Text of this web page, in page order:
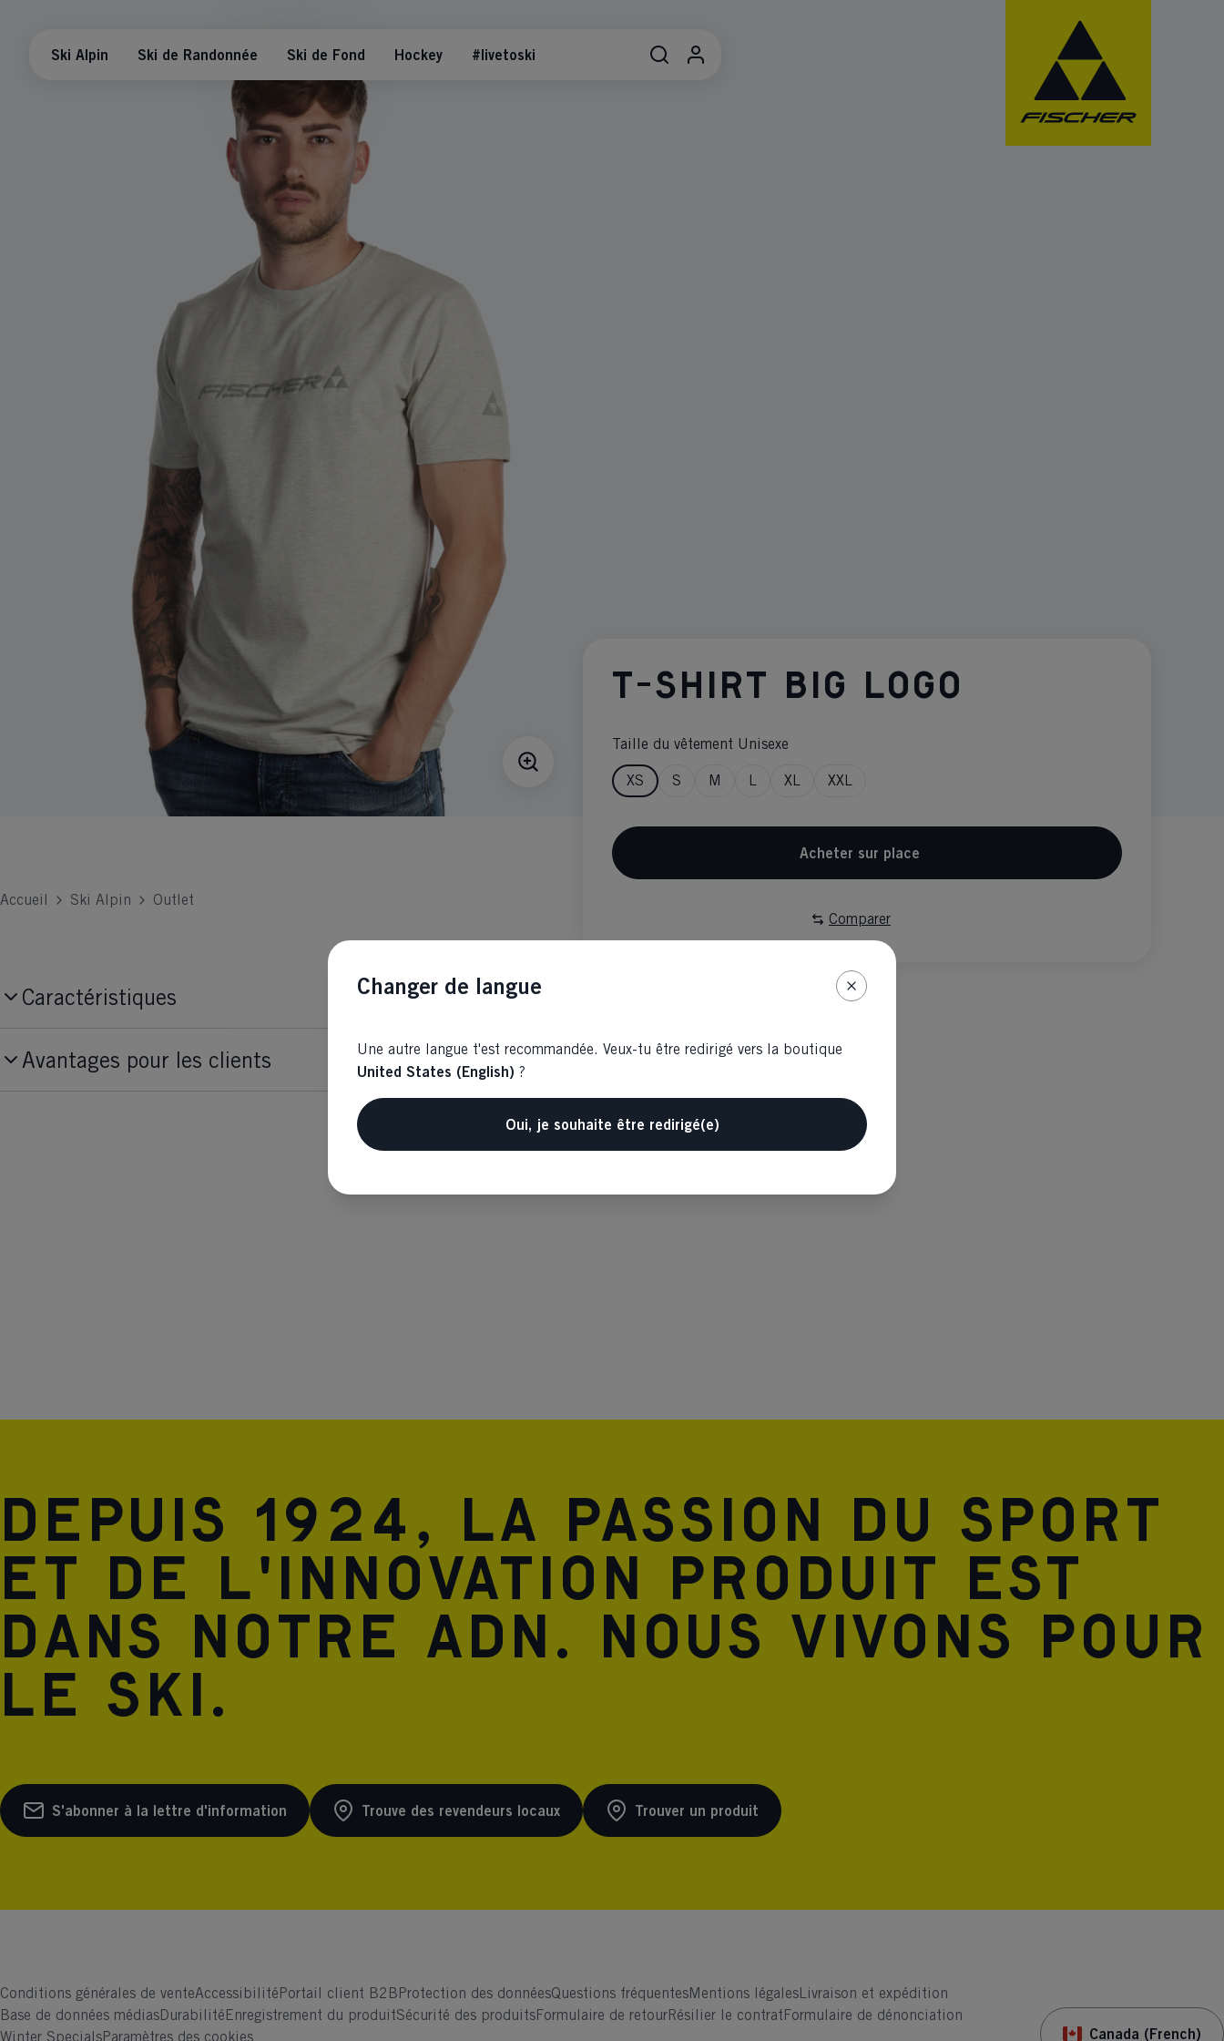
Ski Alpin Ski de Randonnée Ski de Fond Hockey #livetoski
T-SHIRT BIG LOGO
Taille du vêtement Unisexe
XS S M L XL XXL
Acheter sur place
Comparer
Accueil Ski Alpin Outlet
Caractéristiques
G64124
46% BAUMWOLLE / 46% POLYESTER /8% ELASTAN
Avantages pour les clients
Depuis 1924, la passion du sport
et de l'innovation produit est
dans notre ADN. Nous vivons pour
le ski.
S'abonner à la lettre d'information Trouve des revendeurs locaux Trouver un produit
Conditions générales de venteAccessibilitéPortail client B2BProtection des donnéesQuestions fréquentesMentions légalesLivraison et expédition
Base de données médiasDurabilitéEnregistrement du produitSécurité des produitsFormulaire de retourRésilier le contratFormulaire de dénonciation
Winter SpecialsParamètres des cookies Canada (French)
Changer de langue
Une autre langue t'est recommandée. Veux-tu être redirigé vers la boutique
United States (English) ?
Oui, je souhaite être redirigé(e)